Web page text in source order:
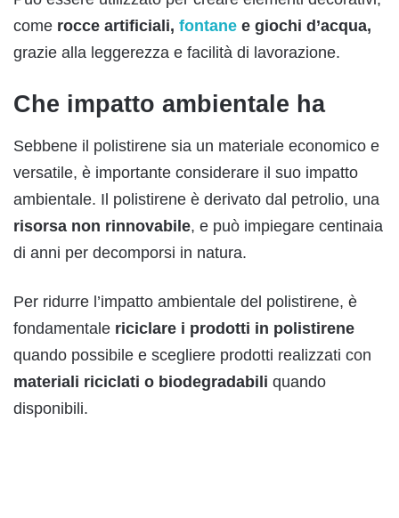
come rocce artificiali, fontane e giochi d’acqua,
grazie alla leggerezza e facilità di lavorazione.
Che impatto ambientale ha
Sebbene il polistirene sia un materiale economico e
versatile, è importante considerare il suo impatto
ambientale. Il polistirene è derivato dal petrolio, una
risorsa non rinnovabile, e può impiegare centinaia
di anni per decomporsi in natura.
Per ridurre l’impatto ambientale del polistirene, è
fondamentale riciclare i prodotti in polistirene
quando possibile e scegliere prodotti realizzati con
materiali riciclati o biodegradabili quando
disponibili.